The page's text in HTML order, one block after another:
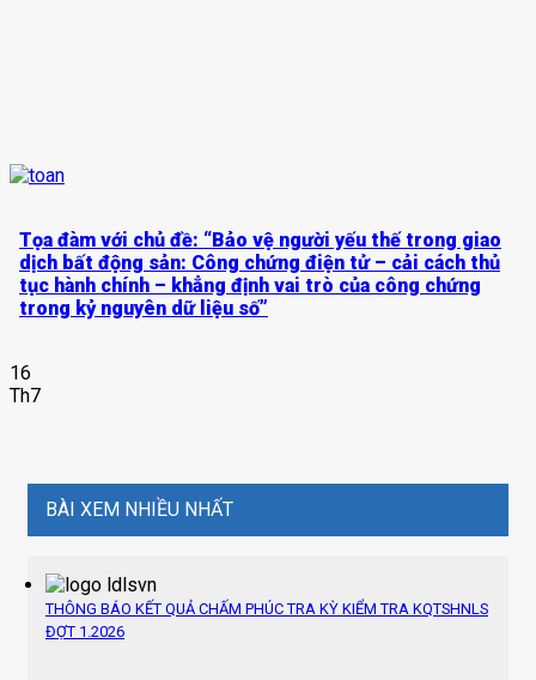
Tọa đàm với chủ đề: “Bảo vệ người yếu thế trong giao
dịch bất động sản: Công chứng điện tử – cải cách thủ
tục hành chính – khẳng định vai trò của công chứng
trong kỷ nguyên dữ liệu số”
16
Th7
BÀI XEM NHIỀU NHẤT
THÔNG BÁO KẾT QUẢ CHẤM PHÚC TRA KỲ KIỂM TRA KQTSHNLS
ĐỢT 1.2026